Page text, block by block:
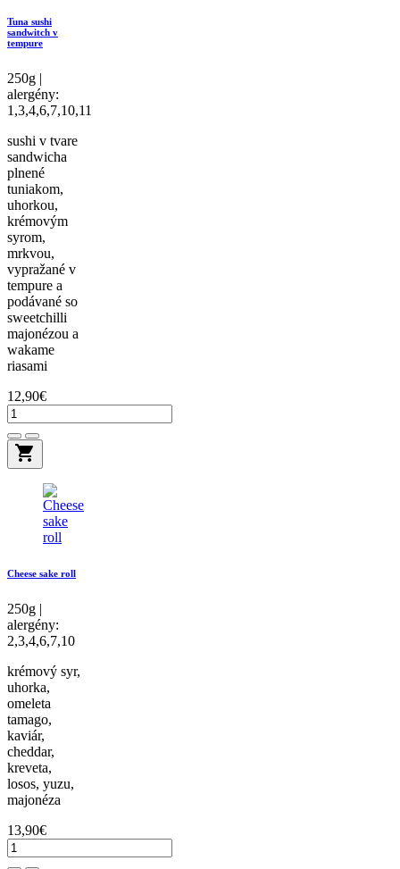
Tuna sushi
sandwitch v
tempure
250g |
alergény:
1,3,4,6,7,10,11
sushi v tvare
sandwicha
plnené
tuniakom,
uhorkou,
krémovým
syrom,
mrkvou,
vypražané v
tempure a
podávané so
sweetchilli
majonézou a
wakame
riasami
12,90€
shopping_cart
Cheese sake roll
250g |
alergény:
2,3,4,6,7,10
krémový syr,
uhorka,
omeleta
tamago,
kaviár,
cheddar,
kreveta,
losos, yuzu,
majonéza
13,90€